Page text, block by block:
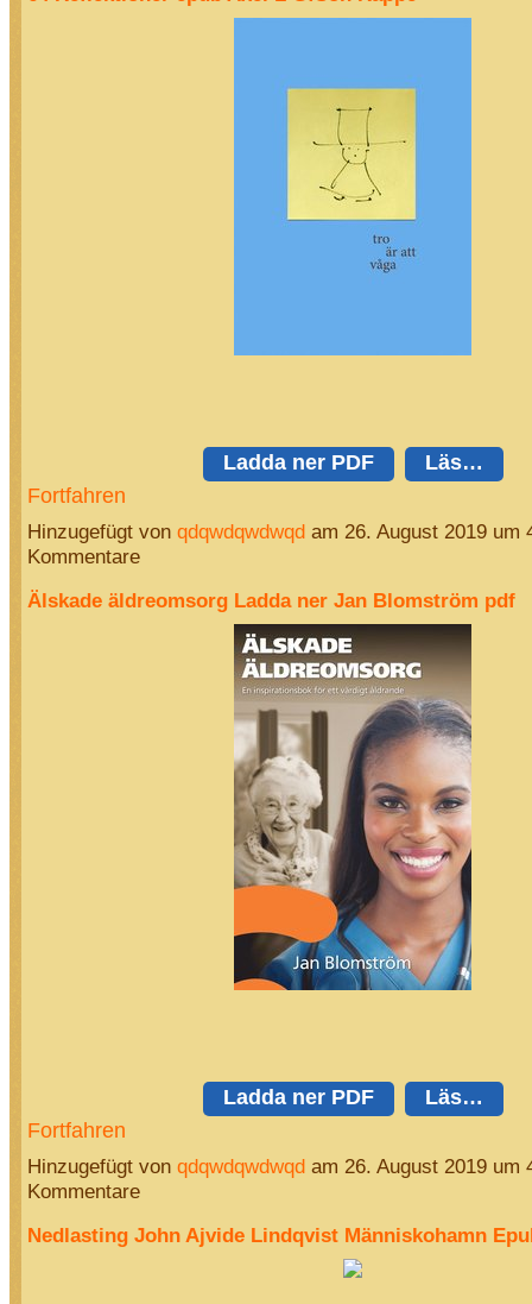
Ladda ner PDF
Läs…
Fortfahren
Hinzugefügt von qdqwdqwdwqdam 26. August 2019 um
Kommentare
Älskade äldreomsorg Ladda ner Jan Blomström pdf
Ladda ner PDF
Läs…
Fortfahren
Hinzugefügt von qdqwdqwdwqd am 26. August 2019
Kommentare
Nedlasting John Ajvide Lindqvist Människohamn